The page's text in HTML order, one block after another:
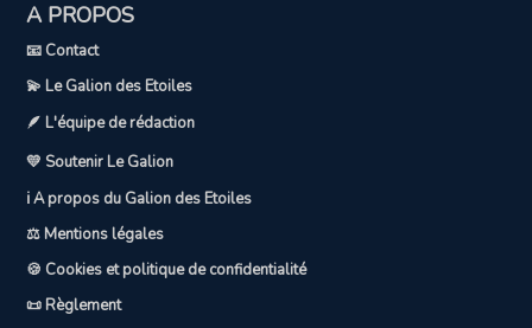
A PROPOS
📧 Contact
💫 Le Galion des Etoiles
🪶 L'équipe de rédaction
💛 Soutenir Le Galion
ℹ️ A propos du Galion des Etoiles
⚖️ Mentions légales
🍪 Cookies et politique de confidentialité
📜 Règlement